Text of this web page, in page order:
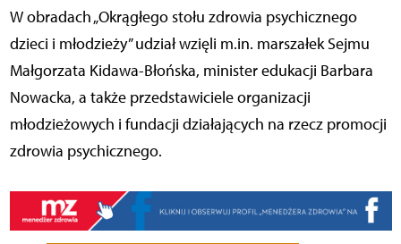
W obradach „Okrągłego stołu zdrowia psychicznego
dzieci i młodzieży” udział wzięli m.in. marszałek Sejmu
Małgorzata Kidawa-Błońska, minister edukacji Barbara
Nowacka, a także przedstawiciele organizacji
młodzieżowych i fundacji działających na rzecz promocji
zdrowia psychicznego.